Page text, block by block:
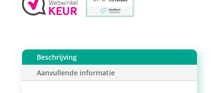
Beschrijving
Aanvullende informatie